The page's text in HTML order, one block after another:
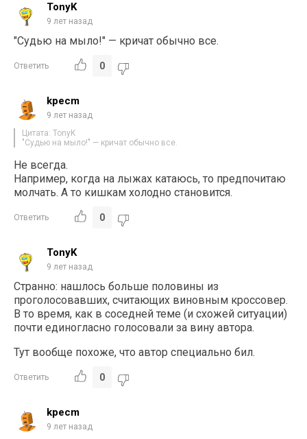
TonyK
9 лет назад
"Судью на мыло!" — кричат обычно все.
Ответить 0
kpecm
9 лет назад
Цитата: TonyK
"Судью на мыло!" — кричат обычно все.
Не всегда.
Например, когда на лыжах катаюсь, то предпочитаю
молчать. А то кишкам холодно становится.
Ответить 0
TonyK
9 лет назад
Странно: нашлось больше половины из
проголосовавших, считающих виновным кроссовер.
В то время, как в соседней теме (и схожей ситуации)
почти единогласно голосовали за вину автора.
Тут вообще похоже, что автор специально бил.
Ответить 0
kpecm
9 лет назад